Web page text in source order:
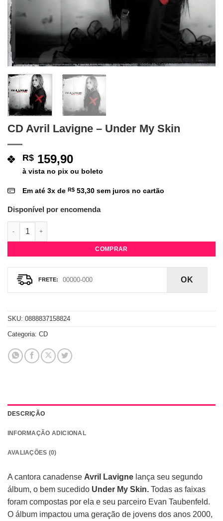
CD Avril Lavigne – Under My Skin
R$ 159,90
à vista no pix ou boleto
Em até 3x de R$ 53,30 sem juros no cartão
Disponível por encomenda
CD Avril Lavigne - Under My Skin quantidade
COMPRAR
OK
SKU: 0888837158824
Categoria: CD
DESCRIÇÃO
INFORMAÇÃO ADICIONAL
AVALIAÇÕES (0)
A cantora canadense Avril Lavigne lança seu segundo
álbum, o bem sucedido Under My Skin. Todas as faixas
foram compostas por ela e seu parceiro Evan Taubenfeld.
O álbum impactou uma geração de jovens dos anos 2000,